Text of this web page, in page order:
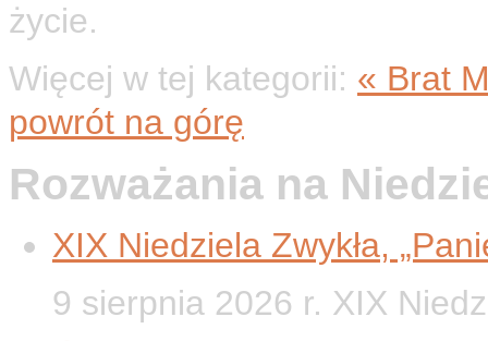
życie.
Więcej w tej kategorii: « Brat
powrót na górę
Rozważania na
XIX Niedziela Zwykła,
9 sierpnia 2026 r. XIX